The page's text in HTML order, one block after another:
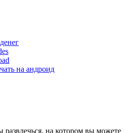
на андроид
развлечься, на котором вы можете